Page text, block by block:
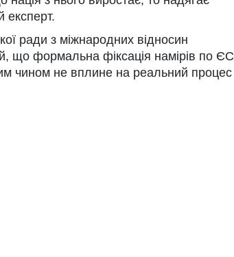
експерт.
ради з міжнародних відносин
що формальна фіксація намірів по ЄС
чином не вплине на реальний процес